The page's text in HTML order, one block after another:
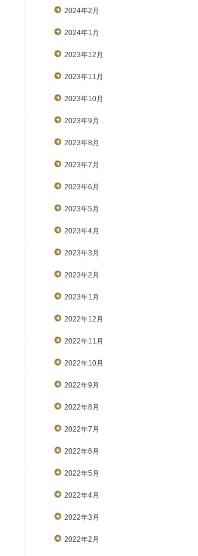
2024年2月
2024年1月
2023年12月
2023年11月
2023年10月
2023年9月
2023年8月
2023年7月
2023年6月
2023年5月
2023年4月
2023年3月
2023年2月
2023年1月
2022年12月
2022年11月
2022年10月
2022年9月
2022年8月
2022年7月
2022年6月
2022年5月
2022年4月
2022年3月
2022年2月